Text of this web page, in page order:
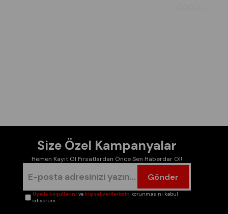
Size Özel Kampanyalar
Hemen Kayıt Ol Fırsatlardan Önce Sen Haberdar Ol!
Gönder
Üyelik koşullarını vekişisel verilerimin korunmasını kabul
ediyorum.